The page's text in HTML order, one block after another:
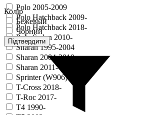
Polo 2005-2009
Polo Hatchback 2009-
Polo Hatchback 2018-
Polo Sedan 2010-
Sharan 1995-2004
Sharan 2004-2010
Sharan 2011-
Sprinter (W906) 2006-
T-Cross 2018-
T-Roc 2017-
T4 1990-
Колір
Бежевый
Чорний
Підтвердити